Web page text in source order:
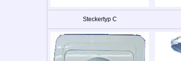
Steckertyp C